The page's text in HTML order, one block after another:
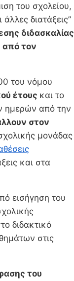
του σχολείου,
διατάξεις”
διδασκαλίας
από τον
του νόμου
έτους και το
ημερών από την
στον
μονάδας
και στα
εισήγηση του
διδακτικό
στις
του